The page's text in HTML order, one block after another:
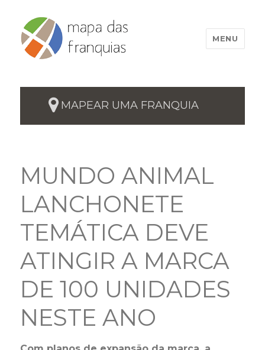
MENU
MAPEAR UMA FRANQUIA
MUNDO ANIMAL
LANCHONETE
TEMÁTICA DEVE
ATINGIR A MARCA
DE 100 UNIDADES
NESTE ANO